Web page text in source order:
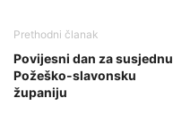
Prethodni članak
Povijesni dan za susjednu
Požeško-slavonsku
županiju